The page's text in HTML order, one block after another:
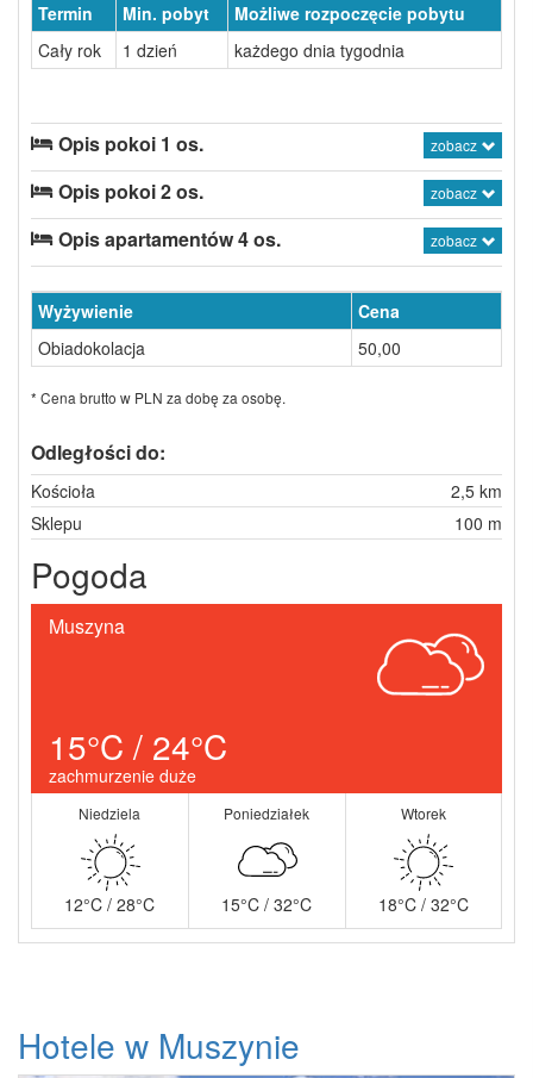
Termin Min. pobyt
Możliwe rozpoczęcie pobytu
Cały rok
1 dzień każdego dnia tygodnia
Opis pokoi 1 os. zobacz
Opis pokoi 2 os. zobacz
Opis apartamentów 4 os. zobacz
Wyżywienie
Cena
Obiadokolacja
50,00
* Cena brutto w PLN za dobę za osobę.
Odległości do:
Kościoła
2,5 km
Sklepu
100 m
Pogoda
Muszyna
15°C / 24°C
zachmurzenie duże
Niedziela
12°C / 28°C
Poniedziałek
15°C / 32°C
Wtorek
18°C / 32°C
Hotele w Muszynie